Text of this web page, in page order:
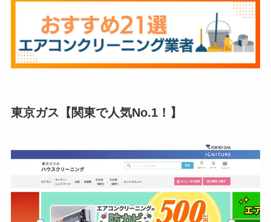
東京ガス【関東で人気No.1！】